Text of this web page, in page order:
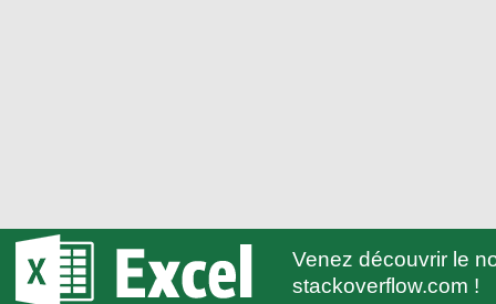
Venez découvrir le
stackoverflow.com !